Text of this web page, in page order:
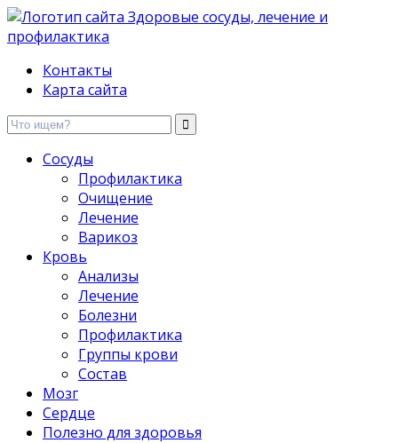
Здоровые сосуды, лечение и профилактика
Контакты
Карта сайта
Сосуды
Профилактика
Очищение
Лечение
Варикоз
Кровь
Анализы
Лечение
Болезни
Профилактика
Группы крови
Состав
Мозг
Сердце
Полезно для здоровья